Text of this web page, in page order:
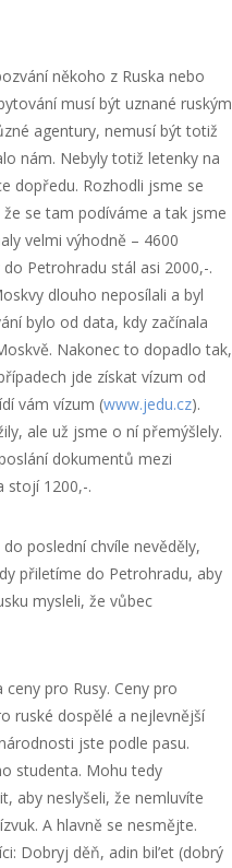
někoho z Ruska nebo
musí být uznané ruským
agentury, nemusí být totiž
nám. Nebyly totiž letenky na
dopředu. Rozhodli jsme se
se tam podíváme a tak jsme
velmi výhodně – 4600
Petrohradu stál asi 2000,-.
dlouho neposílali a byl
bylo od data, kdy začínala
Nakonec to dopadlo tak,
jde získat vízum od
vám vízum (www.jedu.cz).
ale už jsme o ní přemýšlely.
dokumentů mezi
stojí 1200,-.
poslední chvíle nevěděly,
přiletíme do Petrohradu, aby
mysleli, že vůbec
pro Rusy. Ceny pro
ruské dospělé a nejlevnější
jste podle pasu.
studenta. Mohu tedy
aby neslyšeli, že nemluvíte
A hlavně se nesmějte.
Dobryj děň, adin bil’et (dobrý